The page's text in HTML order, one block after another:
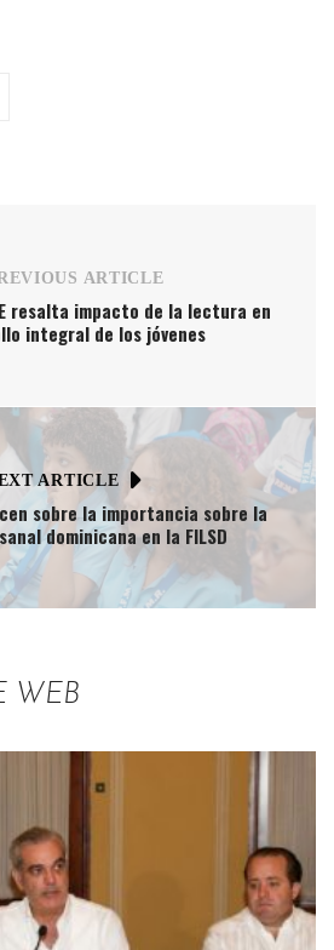
ARTICLE
resalta impacto de la lectura en
integral de los jóvenes
ARTICLE
sobre la importancia sobre la
dominicana en la FILSD
WEB